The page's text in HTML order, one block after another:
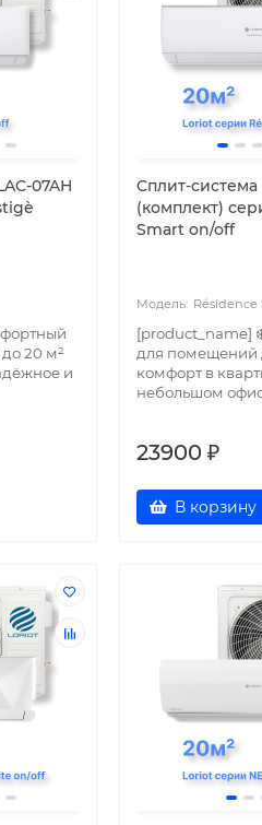
07AH
20 м²
и
Cплит-система
(комплект)
Smart on/off
[product_name]
для помещений
комфорт в
небольшом
23900 ₽
В корзину